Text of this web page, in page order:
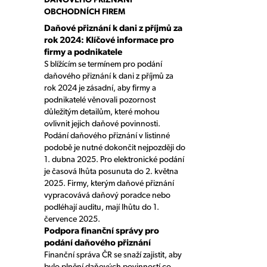
OBCHODNÍCH FIREM
Daňové přiznání k dani z příjmů za
rok 2024: Klíčové informace pro
firmy a podnikatele
S blížícím se termínem pro podání
daňového přiznání k dani z příjmů za
rok 2024 je zásadní, aby firmy a
podnikatelé věnovali pozornost
důležitým detailům, které mohou
ovlivnit jejich daňové povinnosti.
Podání daňového přiznání v listinné
podobě je nutné dokončit nejpozději do
1. dubna 2025. Pro elektronické podání
je časová lhůta posunuta do 2. května
2025. Firmy, kterým daňové přiznání
vypracovává daňový poradce nebo
podléhají auditu, mají lhůtu do 1.
července 2025.
Podpora finanční správy pro
podání daňového přiznání
Finanční správa ČR se snaží zajistit, aby